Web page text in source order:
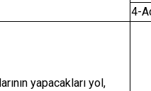
4-
yapacakları yol,